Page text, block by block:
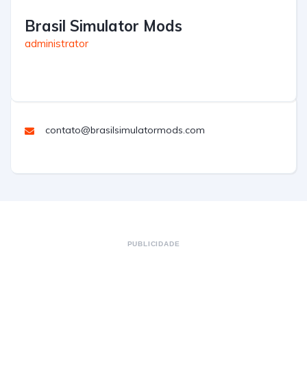
Brasil Simulator Mods
administrator
contato@brasilsimulatormods.com
PUBLICIDADE